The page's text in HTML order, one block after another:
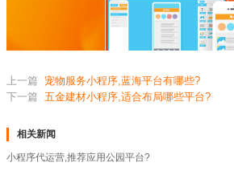
上一篇 宠物服务小程序,蓝海平台有哪些?
下一篇 五金建材小程序,适合布局哪些平台?
相关新闻
小程序代运营,推荐应用公园平台?